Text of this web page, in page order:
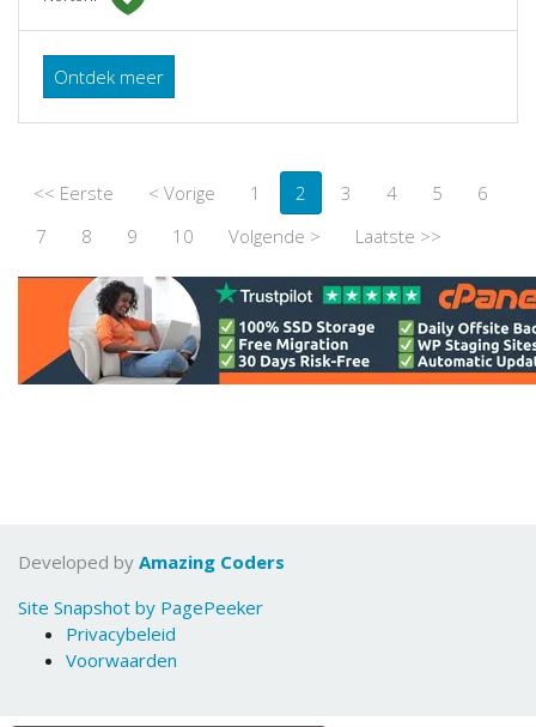
Ontdek meer
<< Eerste < Vorige 1 2 3 4 5
6
7
8 9 10 Volgende > Laatste >>
Developed by Amazing Coders
Site Snapshot by PagePeeker
Privacybeleid
Voorwaarden